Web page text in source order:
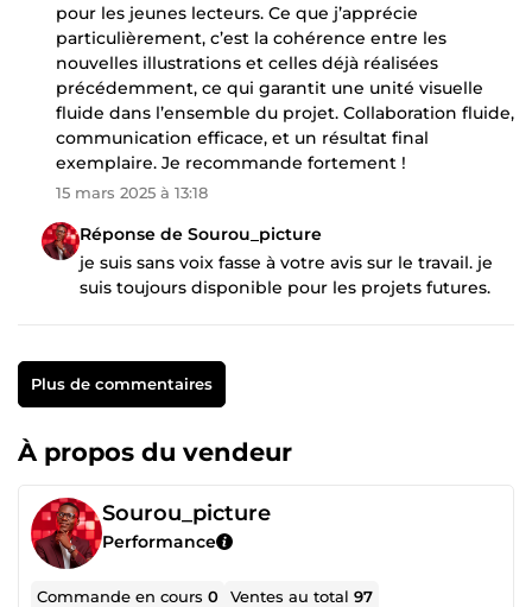
pour les jeunes lecteurs. Ce que j’apprécie
particulièrement, c’est la cohérence entre les
nouvelles illustrations et celles déjà réalisées
précédemment, ce qui garantit une unité visuelle
fluide dans l’ensemble du projet. Collaboration fluide,
communication efficace, et un résultat final
exemplaire. Je recommande fortement !
15 mars 2025 à 13:18
Réponse de Sourou_picture
je suis sans voix fasse à votre avis sur le travail. je
suis toujours disponible pour les projets futures.
Plus de commentaires
À propos du vendeur
Sourou_picture
Performance
Commande en cours0 Ventes au total97